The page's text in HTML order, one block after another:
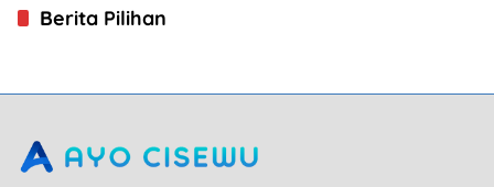
Berita Pilihan